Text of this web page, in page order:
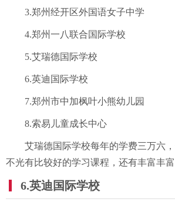
3.郑州经开区外国语女子中学
4.郑州一八联合国际学校
5.艾瑞德国际学校
6.英迪国际学校
7.郑州市中加枫叶小熊幼儿园
8.索易儿童成长中心
艾瑞德国际学校每年的学费三万六，
不光有比较好的学习课程，还有丰富丰富
6.英迪国际学校